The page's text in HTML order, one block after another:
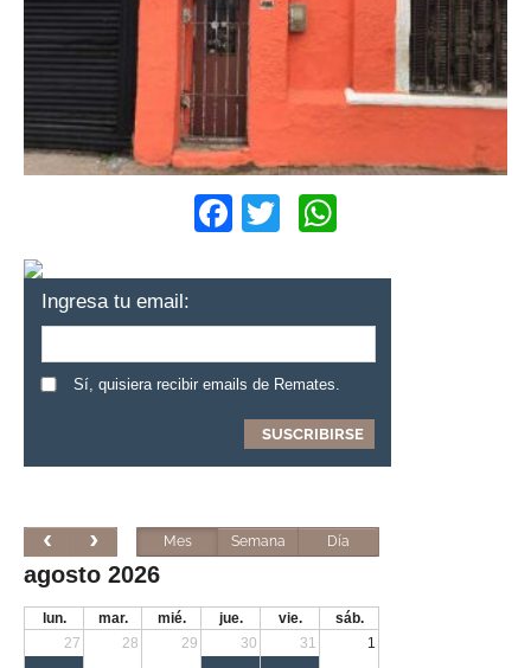
Facebook
Twitter
Ingresa tu email:
Sí, quisiera recibir emails de Remates.
Mes Semana Día
agosto 2026
lun. mar. mié. jue. vie.
sáb.
27
28 29 30 31 1